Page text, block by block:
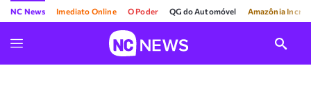
NC News Imediato Online O Poder QG do Automóvel Amazônia